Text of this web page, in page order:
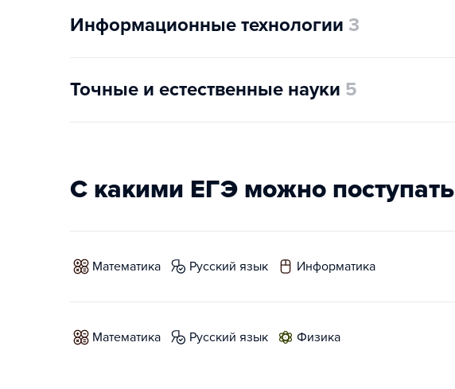
Информационные технологии 3
Точные и естественные науки 5
С какими ЕГЭ можно поступать
математика русский язык информатика
математика русский язык физика